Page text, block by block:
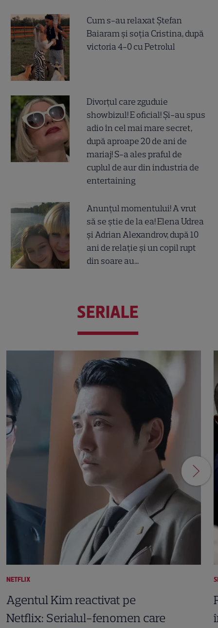
Cum s-au relaxat Ștefan
Baiaram și soția Cristina, după
victoria 4-0 cu Petrolul
Divorțul care zguduie
showbizul! E oficial! Și-au spus
adio în cel mai mare secret,
după aproape 20 de ani de
mariaj! S-a ales praful de
cuplul de aur din industria de
entertaining
Anunțul momentului! A vrut
să se știe de la ea! Elena Udrea
și Adrian Alexandrov, după 10
ani de relație și un copil rupt
din soare au...
SERIALE
NETFLIX
Agentul Kim reactivat pe
Netflix: Serialul-fenomen care